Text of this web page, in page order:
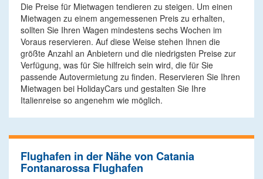
Die Preise für Mietwagen tendieren zu steigen. Um einen
Mietwagen zu einem angemessenen Preis zu erhalten,
sollten Sie Ihren Wagen mindestens sechs Wochen im
Voraus reservieren. Auf diese Weise stehen Ihnen die
größte Anzahl an Anbietern und die niedrigsten Preise zur
Verfügung, was für Sie hilfreich sein wird, die für Sie
passende Autovermietung zu finden. Reservieren Sie Ihren
Mietwagen bei HolidayCars und gestalten Sie Ihre
Italienreise so angenehm wie möglich.
Flughafen in der Nähe von Catania
Fontanarossa Flughafen